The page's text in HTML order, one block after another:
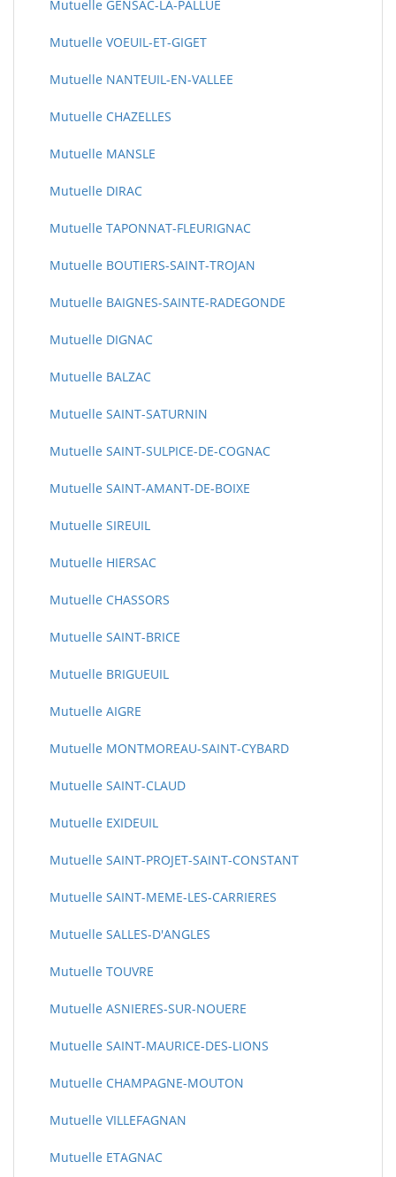
Mutuelle GENSAC-LA-PALLUE
Mutuelle VOEUIL-ET-GIGET
Mutuelle NANTEUIL-EN-VALLEE
Mutuelle CHAZELLES
Mutuelle MANSLE
Mutuelle DIRAC
Mutuelle TAPONNAT-FLEURIGNAC
Mutuelle BOUTIERS-SAINT-TROJAN
Mutuelle BAIGNES-SAINTE-RADEGONDE
Mutuelle DIGNAC
Mutuelle BALZAC
Mutuelle SAINT-SATURNIN
Mutuelle SAINT-SULPICE-DE-COGNAC
Mutuelle SAINT-AMANT-DE-BOIXE
Mutuelle SIREUIL
Mutuelle HIERSAC
Mutuelle CHASSORS
Mutuelle SAINT-BRICE
Mutuelle BRIGUEUIL
Mutuelle AIGRE
Mutuelle MONTMOREAU-SAINT-CYBARD
Mutuelle SAINT-CLAUD
Mutuelle EXIDEUIL
Mutuelle SAINT-PROJET-SAINT-CONSTANT
Mutuelle SAINT-MEME-LES-CARRIERES
Mutuelle SALLES-D'ANGLES
Mutuelle TOUVRE
Mutuelle ASNIERES-SUR-NOUERE
Mutuelle SAINT-MAURICE-DES-LIONS
Mutuelle CHAMPAGNE-MOUTON
Mutuelle VILLEFAGNAN
Mutuelle ETAGNAC